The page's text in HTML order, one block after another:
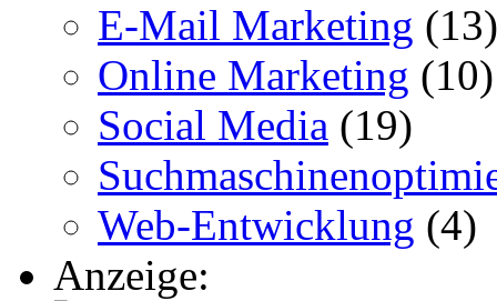
E-Mail Marketing (13)
Online Marketing (10)
Social Media (19)
Web-Entwicklung (4)
Anzeige: